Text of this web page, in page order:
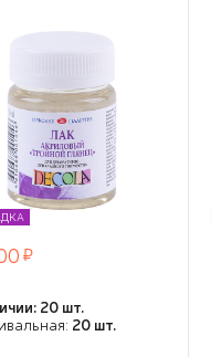
20 шт.
20 шт.